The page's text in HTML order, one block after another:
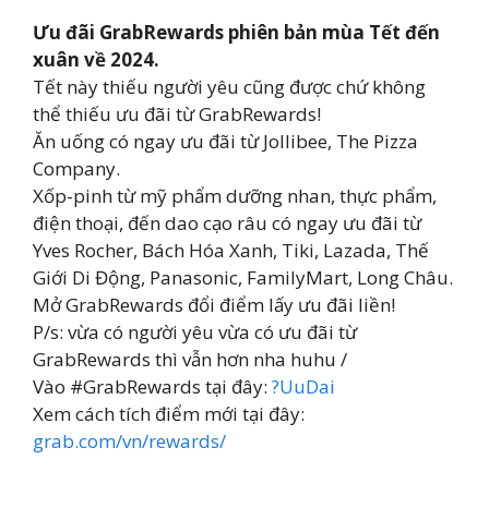
Ưu đãi GrabRewards phiên bản mùa Tết đến
xuân về 2024.
Tết này thiếu người yêu cũng được chứ không
thể thiếu ưu đãi từ GrabRewards!
Ăn uống có ngay ưu đãi từ Jollibee, The Pizza
Company.
Xốp-pinh từ mỹ phẩm dưỡng nhan, thực phẩm,
điện thoại, đến dao cạo râu có ngay ưu đãi từ
Yves Rocher, Bách Hóa Xanh, Tiki, Lazada, Thế
Giới Di Động, Panasonic, FamilyMart, Long Châu.
Mở GrabRewards đổi điểm lấy ưu đãi liền!
P/s: vừa có người yêu vừa có ưu đãi từ
GrabRewards thì vẫn hơn nha huhu /
Vào #GrabRewards tại đây: ?UuDai
Xem cách tích điểm mới tại đây:
grab.com/vn/rewards/